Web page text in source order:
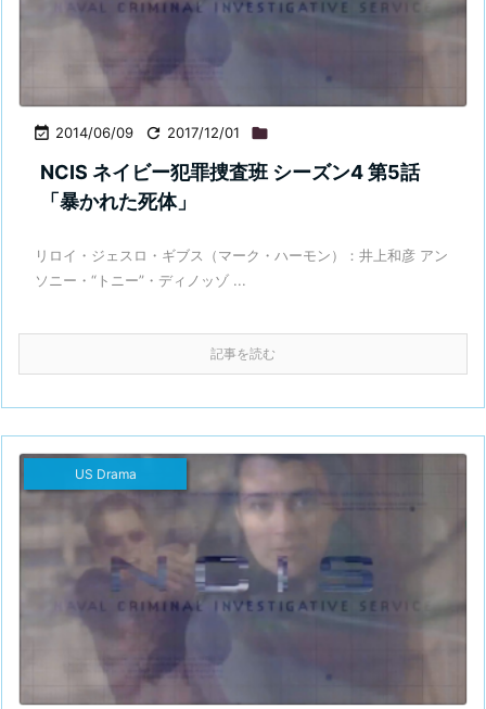
 2014/06/09  2017/12/01 
NCIS ネイビー犯罪捜査班 シーズン4 第5話
「暴かれた死体」
リロイ・ジェスロ・ギブス（マーク・ハーモン）：井上和彦 アン
ソニー・“トニー”・ディノッゾ ...
記事を読む
US Drama